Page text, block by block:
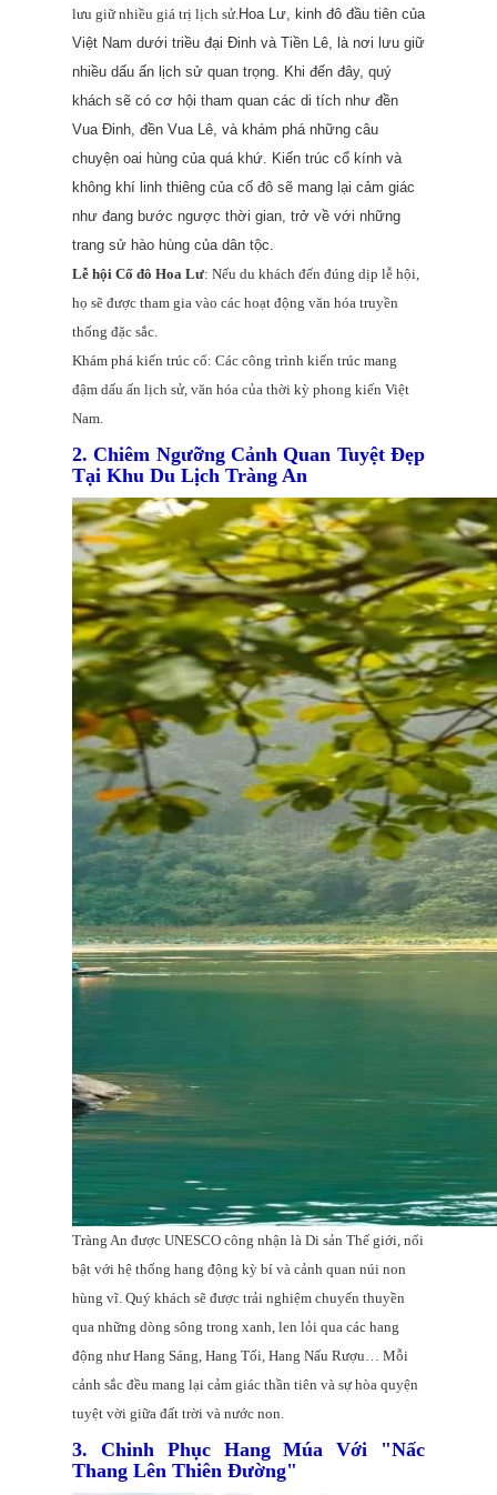
lưu giữ nhiều giá trị lịch sử.Hoa Lư, kinh đô đầu tiên của
Việt Nam dưới triều đại Đinh và Tiền Lê, là nơi lưu giữ
nhiều dấu ấn lịch sử quan trọng. Khi đến đây, quý
khách sẽ có cơ hội tham quan các di tích như đền
Vua Đinh, đền Vua Lê, và khám phá những câu
chuyện oai hùng của quá khứ. Kiến trúc cổ kính và
không khí linh thiêng của cố đô sẽ mang lại cảm giác
như đang bước ngược thời gian, trở về với những
trang sử hào hùng của dân tộc.
Lễ hội Cố đô Hoa Lư: Nếu du khách đến đúng dịp lễ hội,
họ sẽ được tham gia vào các hoạt động văn hóa truyền
thống đặc sắc.
Khám phá kiến trúc cổ: Các công trình kiến trúc mang
đậm dấu ấn lịch sử, văn hóa của thời kỳ phong kiến Việt
Nam.
2. Chiêm Ngưỡng Cảnh Quan Tuyệt Đẹp
Tại Khu Du Lịch Tràng An
Tràng An được UNESCO công nhận là Di sản Thế giới, nổi
bật với hệ thống hang động kỳ bí và cảnh quan núi non
hùng vĩ. Quý khách sẽ được trải nghiệm chuyến thuyền
qua những dòng sông trong xanh, len lỏi qua các hang
động như Hang Sáng, Hang Tối, Hang Nấu Rượu… Mỗi
cảnh sắc đều mang lại cảm giác thần tiên và sự hòa quyện
tuyệt vời giữa đất trời và nước non.
3. Chinh Phục Hang Múa Với "Nấc
Thang Lên Thiên Đường"